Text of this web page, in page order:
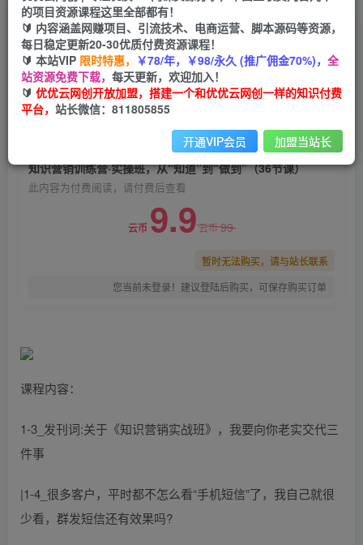
知识营销训练营·实操班，从“知道”到“做到”（36
节课）
优优云网创
2年前发布
关注 私信
知识营销训练营·实操班，从“知道”到“做到”（36节课）
此内容为付费阅读，请付费后查看
云币 9.9云币99
暂时无法购买，请与站长联系
您当前未登录！建议登陆后购买，可保存购买订单
课程内容：
1-3_发刊词:关于《知识营销实战班》，我要向你老实交代三
件事
|1-4_很多客户，平时都不怎么看“手机短信”了，我自己就很
少看，群发短信还有效果吗?
的项目资源课程这里全部都有！
🔰 内容涵盖网赚项目、引流技术、电商运营、脚本源码等资源，
每日稳定更新20-30优质付费资源课程！
🔰 本站VIP 限时特惠， ￥78/年，￥98/永久 (推广佣金70%)， 全
站资源免费下载， 每天更新，欢迎加入！
🔰 优优云网创开放加盟，搭建一个和优优云网创一样的知识付费
平台， 站长微信：811805855
开通VIP会员 加盟当站长